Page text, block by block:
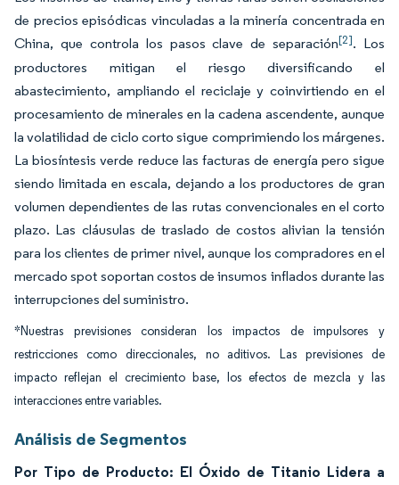
de precios episódicas vinculadas a la minería concentrada en
China, que controla los pasos clave de separación[2]. Los
productores mitigan el riesgo diversificando el
abastecimiento, ampliando el reciclaje y coinvirtiendo en el
procesamiento de minerales en la cadena ascendente, aunque
la volatilidad de ciclo corto sigue comprimiendo los márgenes.
La biosíntesis verde reduce las facturas de energía pero sigue
siendo limitada en escala, dejando a los productores de gran
volumen dependientes de las rutas convencionales en el corto
plazo. Las cláusulas de traslado de costos alivian la tensión
para los clientes de primer nivel, aunque los compradores en el
mercado spot soportan costos de insumos inflados durante las
interrupciones del suministro.
*Nuestras previsiones consideran los impactos de impulsores y
restricciones como direccionales, no aditivos. Las previsiones de
impacto reflejan el crecimiento base, los efectos de mezcla y las
interacciones entre variables.
Análisis de Segmentos
Por Tipo de Producto: El Óxido de Titanio Lidera a